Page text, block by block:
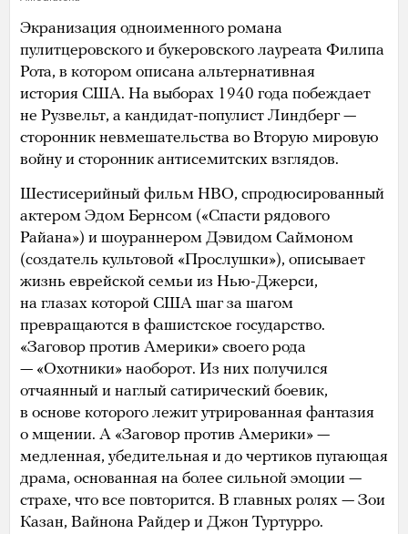
Экранизация одноименного романа
пулитцеровского и букеровского лауреата Филипа
Рота, в котором описана альтернативная
история США. На выборах 1940 года побеждает
не Рузвельт, а кандидат-популист Линдберг —
сторонник невмешательства во Вторую мировую
войну и сторонник антисемитских взглядов.
Шестисерийный фильм HBO, спродюсированный
актером Эдом Бернсом («Спасти рядового
Райана») и шоураннером Дэвидом Саймоном
(создатель культовой «Прослушки»), описывает
жизнь еврейской семьи из Нью-Джерси,
на глазах которой США шаг за шагом
превращаются в фашистское государство.
«Заговор против Америки» своего рода
— «Охотники» наоборот. Из них получился
отчаянный и наглый сатирический боевик,
в основе которого лежит утрированная фантазия
о мщении. А «Заговор против Америки» —
медленная, убедительная и до чертиков пугающая
драма, основанная на более сильной эмоции —
страхе, что все повторится. В главных ролях — Зои
Казан, Вайнона Райдер и Джон Туртурро.